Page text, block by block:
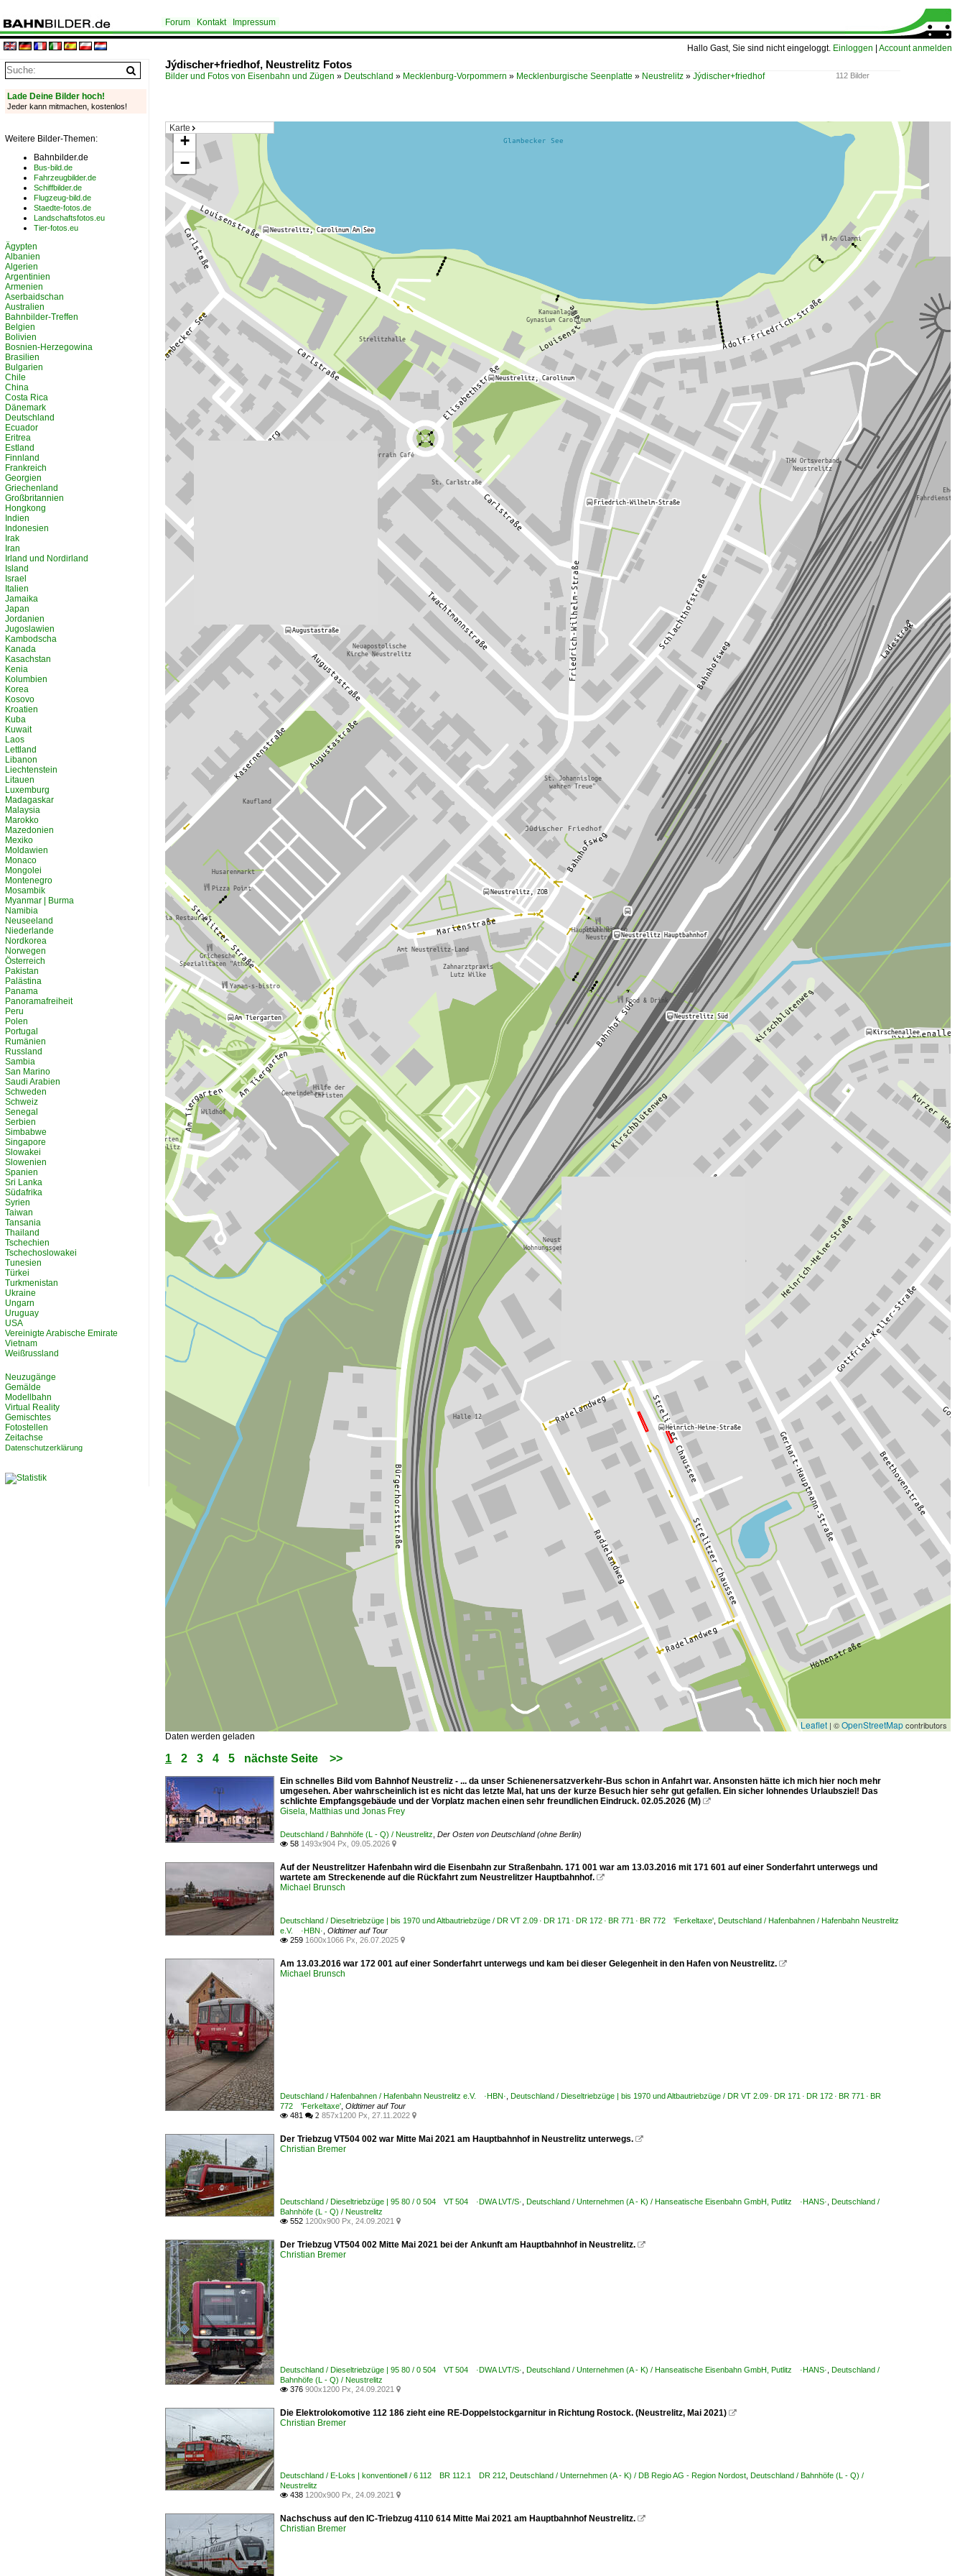
Hallo Gast, Sie sind nicht eingeloggt. Einloggen Account anmelden
Forum Kontakt Impressum
Jýdischer+friedhof, Neustrelitz Fotos
112 Bilder
Bilder und Fotos von Eisenbahn und Zügen » Deutschland » Mecklenburg-Vorpommern » Mecklenburgische Seenplatte » Neustrelitz » Jýdischer+friedhof
Karte
+
−
Leaflet | ©OpenStreetMapcontributors
Daten werden geladen
1 2 3 4 5 nächste Seite >>
Ein schnelles Bild vom Bahnhof Neustreliz - ... da unser Schienenersatzverkehr-Bus schon in Anfahrt war. Ansonsten hätte ich mich hier noch mehr
umgesehen. Aber wahrscheinlich ist es nicht das letzte Mal, hat uns der kurze Besuch hier sehr gut gefallen. Ein sicher lohnendes Urlaubsziel! Das
schlichte Empfangsgebäude und der Vorplatz machen einen sehr freundlichen Eindruck. 02.05.2026 (M) 
Gisela, Matthias und Jonas Frey
Deutschland / Bahnhöfe (L - Q) / Neustrelitz Der Osten von Deutschland (ohne Berlin)
 58 1493x904 Px, 09.05.2026 
Auf der Neustrelitzer Hafenbahn wird die Eisenbahn zur Straßenbahn. 171 001 war am 13.03.2016 mit 171 601 auf einer Sonderfahrt unterwegs und
wartete am Streckenende auf die Rückfahrt zum Neustrelitzer Hauptbahnhof. 
Michael Brunsch
Deutschland / Dieseltriebzüge | bis 1970 und Altbautriebzüge / DR VT 2.09 · DR 171 · DR 172 · BR 771 · BR 772 'Ferkeltaxe' Deutschland / Hafenbahnen / Hafenbahn Neustrelitz
e.V. ·HBN· Oldtimer auf Tour
 259 1600x1066 Px, 26.07.2025 
Am 13.03.2016 war 172 001 auf einer Sonderfahrt unterwegs und kam bei dieser Gelegenheit in den Hafen von Neustrelitz. 
Michael Brunsch
Deutschland / Hafenbahnen / Hafenbahn Neustrelitz e.V. ·HBN· Deutschland / Dieseltriebzüge | bis 1970 und Altbautriebzüge / DR VT 2.09 · DR 171 · DR 172 · BR 771 · BR
772 'Ferkeltaxe' Oldtimer auf Tour
 481  2 857x1200 Px, 27.11.2022 
Der Triebzug VT504 002 war Mitte Mai 2021 am Hauptbahnhof in Neustrelitz unterwegs. 
Christian Bremer
Deutschland / Dieseltriebzüge | 95 80 / 0 504 VT 504 ·DWA LVT/S· Deutschland / Unternehmen (A - K) / Hanseatische Eisenbahn GmbH, Putlitz ·HANS· Deutschland /
Bahnhöfe (L - Q) / Neustrelitz
 552 1200x900 Px, 24.09.2021 
Der Triebzug VT504 002 Mitte Mai 2021 bei der Ankunft am Hauptbahnhof in Neustrelitz. 
Christian Bremer
Deutschland / Dieseltriebzüge | 95 80 / 0 504 VT 504 ·DWA LVT/S· Deutschland / Unternehmen (A - K) / Hanseatische Eisenbahn GmbH, Putlitz ·HANS· Deutschland /
Bahnhöfe (L - Q) / Neustrelitz
 376 900x1200 Px, 24.09.2021 
Die Elektrolokomotive 112 186 zieht eine RE-Doppelstockgarnitur in Richtung Rostock. (Neustrelitz, Mai 2021) 
Christian Bremer
Deutschland / E-Loks | konventionell / 6 112 BR 112.1 DR 212 Deutschland / Unternehmen (A - K) / DB Regio AG - Region Nordost Deutschland / Bahnhöfe (L - Q) /
Neustrelitz
 438 1200x900 Px, 24.09.2021 
Nachschuss auf den IC-Triebzug 4110 614 Mitte Mai 2021 am Hauptbahnhof Neustrelitz. 
Christian Bremer
Lade Deine Bilder hoch!
Jeder kann mitmachen, kostenlos!
Weitere Bilder-Themen:
Bahnbilder.de
Bus-bild.de
Fahrzeugbilder.de
Schiffbilder.de
Flugzeug-bild.de
Staedte-fotos.de
Landschaftsfotos.eu
Tier-fotos.eu
Ägypten
Albanien
Algerien
Argentinien
Armenien
Aserbaidschan
Australien
Bahnbilder-Treffen
Belgien
Bolivien
Bosnien-Herzegowina
Brasilien
Bulgarien
Chile
China
Costa Rica
Dänemark
Deutschland
Ecuador
Eritrea
Estland
Finnland
Frankreich
Georgien
Griechenland
Großbritannien
Hongkong
Indien
Indonesien
Irak
Iran
Irland und Nordirland
Island
Israel
Italien
Jamaika
Japan
Jordanien
Jugoslawien
Kambodscha
Kanada
Kasachstan
Kenia
Kolumbien
Korea
Kosovo
Kroatien
Kuba
Kuwait
Laos
Lettland
Libanon
Liechtenstein
Litauen
Luxemburg
Madagaskar
Malaysia
Marokko
Mazedonien
Mexiko
Moldawien
Monaco
Mongolei
Montenegro
Mosambik
Myanmar | Burma
Namibia
Neuseeland
Niederlande
Nordkorea
Norwegen
Österreich
Pakistan
Palästina
Panama
Panoramafreiheit
Peru
Polen
Portugal
Rumänien
Russland
Sambia
San Marino
Saudi Arabien
Schweden
Schweiz
Senegal
Serbien
Simbabwe
Singapore
Slowakei
Slowenien
Spanien
Sri Lanka
Südafrika
Syrien
Taiwan
Tansania
Thailand
Tschechien
Tschechoslowakei
Tunesien
Türkei
Turkmenistan
Ukraine
Ungarn
Uruguay
USA
Vereinigte Arabische Emirate
Vietnam
Weißrussland
Neuzugänge
Gemälde
Modellbahn
Virtual Reality
Gemischtes
Fotostellen
Zeitachse
Datenschutzerklärung